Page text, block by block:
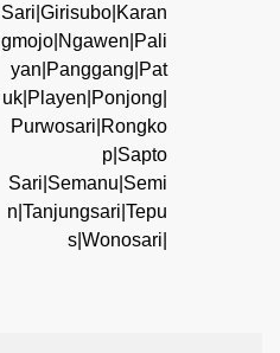
Sari|Girisubo|Karan
gmojo|Ngawen|Pali
yan|Panggang|Pat
uk|Playen|Ponjong|
Purwosari|Rongko
p|Sapto
Sari|Semanu|Semi
n|Tanjungsari|Tepu
s|Wonosari|